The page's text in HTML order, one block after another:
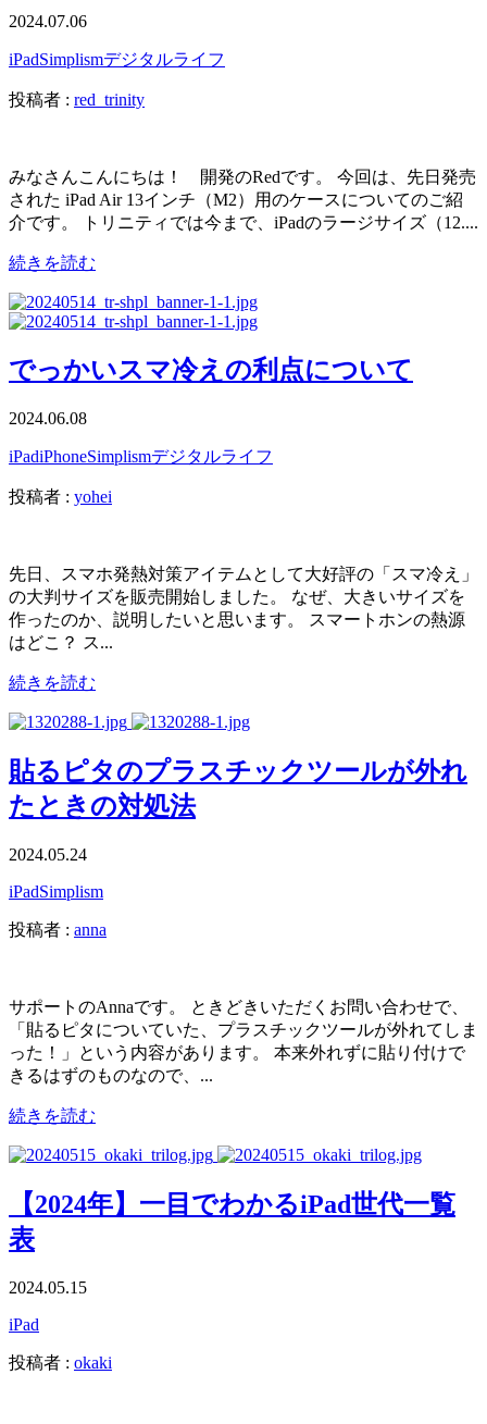
2024.07.06
iPadSimplismデジタルライフ
投稿者 : red_trinity
みなさんこんにちは！ 開発のRedです。 今回は、先日発売
された iPad Air 13インチ（M2）用のケースについてのご紹
介です。 トリニティでは今まで、iPadのラージサイズ（12....
続きを読む
でっかいスマ冷えの利点について
2024.06.08
iPadiPhoneSimplismデジタルライフ
投稿者 : yohei
先日、スマホ発熱対策アイテムとして大好評の「スマ冷え」
の大判サイズを販売開始しました。 なぜ、大きいサイズを
作ったのか、説明したいと思います。 スマートホンの熱源
はどこ？ ス...
続きを読む
貼るピタのプラスチックツールが外れ
たときの対処法
2024.05.24
iPadSimplism
投稿者 : anna
サポートのAnnaです。 ときどきいただくお問い合わせで、
「貼るピタについていた、プラスチックツールが外れてしま
った！」という内容があります。 本来外れずに貼り付けで
きるはずのものなので、...
続きを読む
【2024年】一目でわかるiPad世代一覧
表
2024.05.15
iPad
投稿者 : okaki